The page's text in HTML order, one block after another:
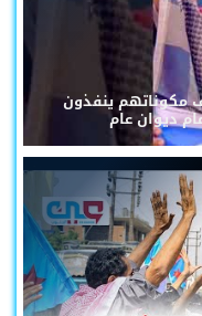
مكوناتهم ينفذون
ديوان عام